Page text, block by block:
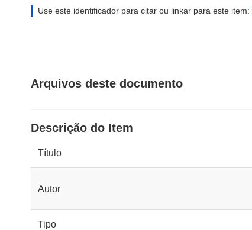
Use este identificador para citar ou linkar para este item:
Arquivos deste documento
Descrição do Item
Título
Autor
Tipo